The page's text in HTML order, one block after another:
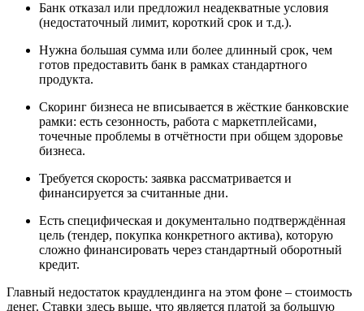
Банк отказал или предложил неадекватные условия
(недостаточный лимит, короткий срок и т.д.).
Нужна большая сумма или более длинный срок, чем
готов предоставить банк в рамках стандартного
продукта.
Скоринг бизнеса не вписывается в жёсткие банковские
рамки: есть сезонность, работа с маркетплейсами,
точечные проблемы в отчётности при общем здоровье
бизнеса.
Требуется скорость: заявка рассматривается и
финансируется за считанные дни.
Есть специфическая и документально подтверждённая
цель (тендер, покупка конкретного актива), которую
сложно финансировать через стандартный оборотный
кредит.
Главный недостаток краудлендинга на этом фоне – стоимость
денег. Ставки здесь выше, что является платой за большую